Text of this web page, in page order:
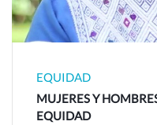
EQUIDAD
MUJERES Y
EQUIDAD